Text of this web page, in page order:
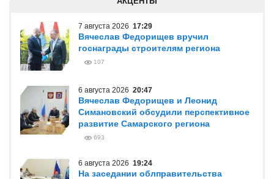
7 августа 2026 17:29
Вячеслав Федорищев вручил
госнаграды строителям региона
107
6 августа 2026 20:47
Вячеслав Федорищев и Леонид
Симановский обсудили перспективное
развитие Самарского региона
693
6 августа 2026 19:24
На заседании облправительства